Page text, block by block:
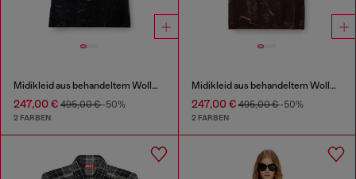
Midikleid aus behandeltem Wollmischgewebe-Strick
247,00 € 495,00 €-50%
2 FARBEN
Midikleid aus behandeltem Wollmischgewebe-Strick
247,00 €495,00 €-50%
2 FARBEN